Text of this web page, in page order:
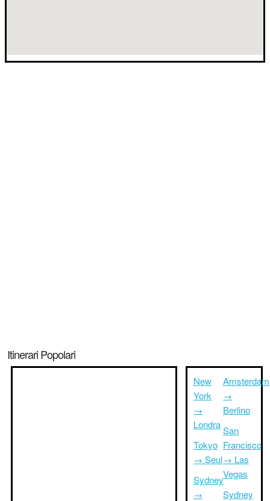
Itinerari Popolari
New
York
→
Londra
Tokyo
→ Seul
Sydney
→
Amsterdam
→
Berlino
San
Francisco
→ Las
Vegas
Sydney